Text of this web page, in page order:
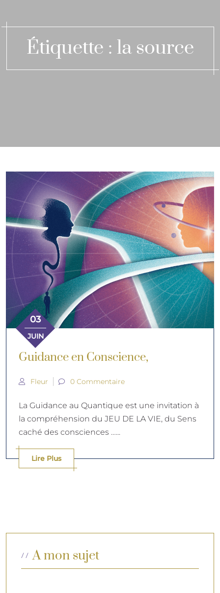
Étiquette : la source
03
JUIN
Guidance en Conscience,
Fleur 0 Commentaire
La Guidance au Quantique est une invitation à
la compréhension du JEU DE LA VIE, du Sens
caché des consciences …...
Lire Plus
A mon sujet